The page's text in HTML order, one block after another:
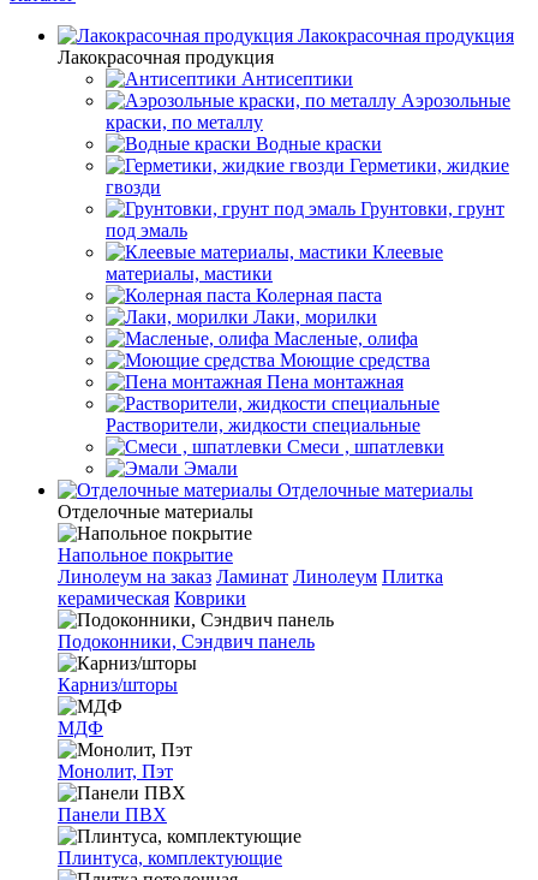
Лакокрасочная продукция
Лакокрасочная продукция
Антисептики
Аэрозольные
краски, по металлу
Водные краски
Герметики, жидкие
гвозди
Грунтовки, грунт
под эмаль
Клеевые
материалы, мастики
Колерная паста
Лаки, морилки
Масленые, олифа
Моющие средства
Пена монтажная
Растворители, жидкости специальные
Смеси , шпатлевки
Эмали
Отделочные материалы
Отделочные материалы
Напольное покрытие
Линолеум на заказ Ламинат Линолеум Плитка
керамическая Коврики
Подоконники, Сэндвич панель
Карниз/шторы
МДФ
Монолит, Пэт
Панели ПВХ
Плинтуса, комплектующие